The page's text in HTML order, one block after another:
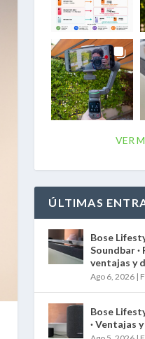
VER
ÚLTIMAS
Bose
Soundbar ·
ventajas y
Ago 6, 2026 |
Bose
· Ventajas